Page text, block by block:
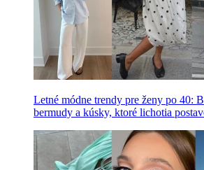
Letné módne trendy pre ženy po 40:
bermudy a kúsky, ktoré lichotia